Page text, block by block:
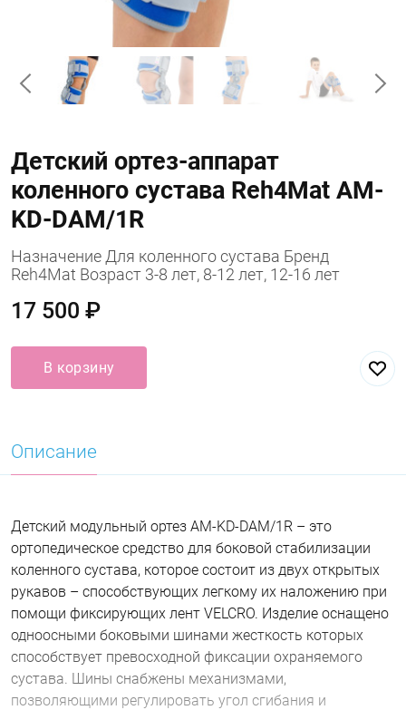
Детский ортез-аппарат
коленного сустава Reh4Mat AM-
KD-DAM/1R
Назначение Для коленного сустава Бренд
Reh4Mat Возраст 3-8 лет, 8-12 лет, 12-16 лет
17 500 ₽
В корзину
Описание
Детский модульный ортез AM-KD-DAM/1R – это
ортопедическое средство для боковой стабилизации
коленного сустава, которое состоит из двух открытых
рукавов – способствующих легкому их наложению при
помощи фиксирующих лент VELCRO. Изделие оснащено
одноосными боковыми шинами жесткость которых
способствует превосходной фиксации охраняемого
сустава. Шины снабжены механизмами,
позволяющими регулировать угол сгибания и